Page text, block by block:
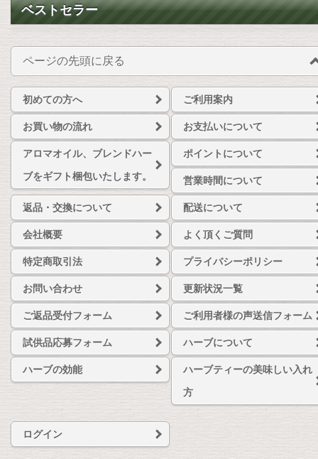
ベストセラー
ページの先頭に戻る
初めての方へ ご利用案内
お買い物の流れ お支払いについて
アロマオイル、ブレンドハー
ブをギフト梱包いたします。
ポイントについて
営業時間について
返品・交換について 配送について
会社概要 よく頂くご質問
特定商取引法 プライバシーポリシー
お問い合わせ 更新状況一覧
ご返品受付フォーム ご利用者様の声送信フォーム
試供品応募フォーム ハーブについて
ハーブの効能
ハーブティーの美味しい入れ
方
ログイン